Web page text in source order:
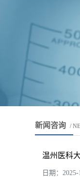
新闻咨询 /
温州医科
日期：2025-